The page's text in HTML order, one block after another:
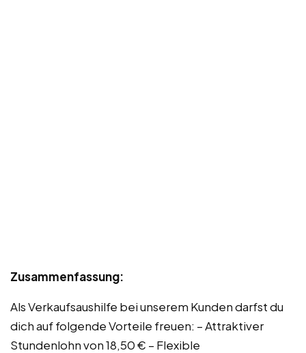
Zusammenfassung:
Als Verkaufsaushilfe bei unserem Kunden darfst du
dich auf folgende Vorteile freuen: – Attraktiver
Stundenlohn von 18,50 € – Flexible